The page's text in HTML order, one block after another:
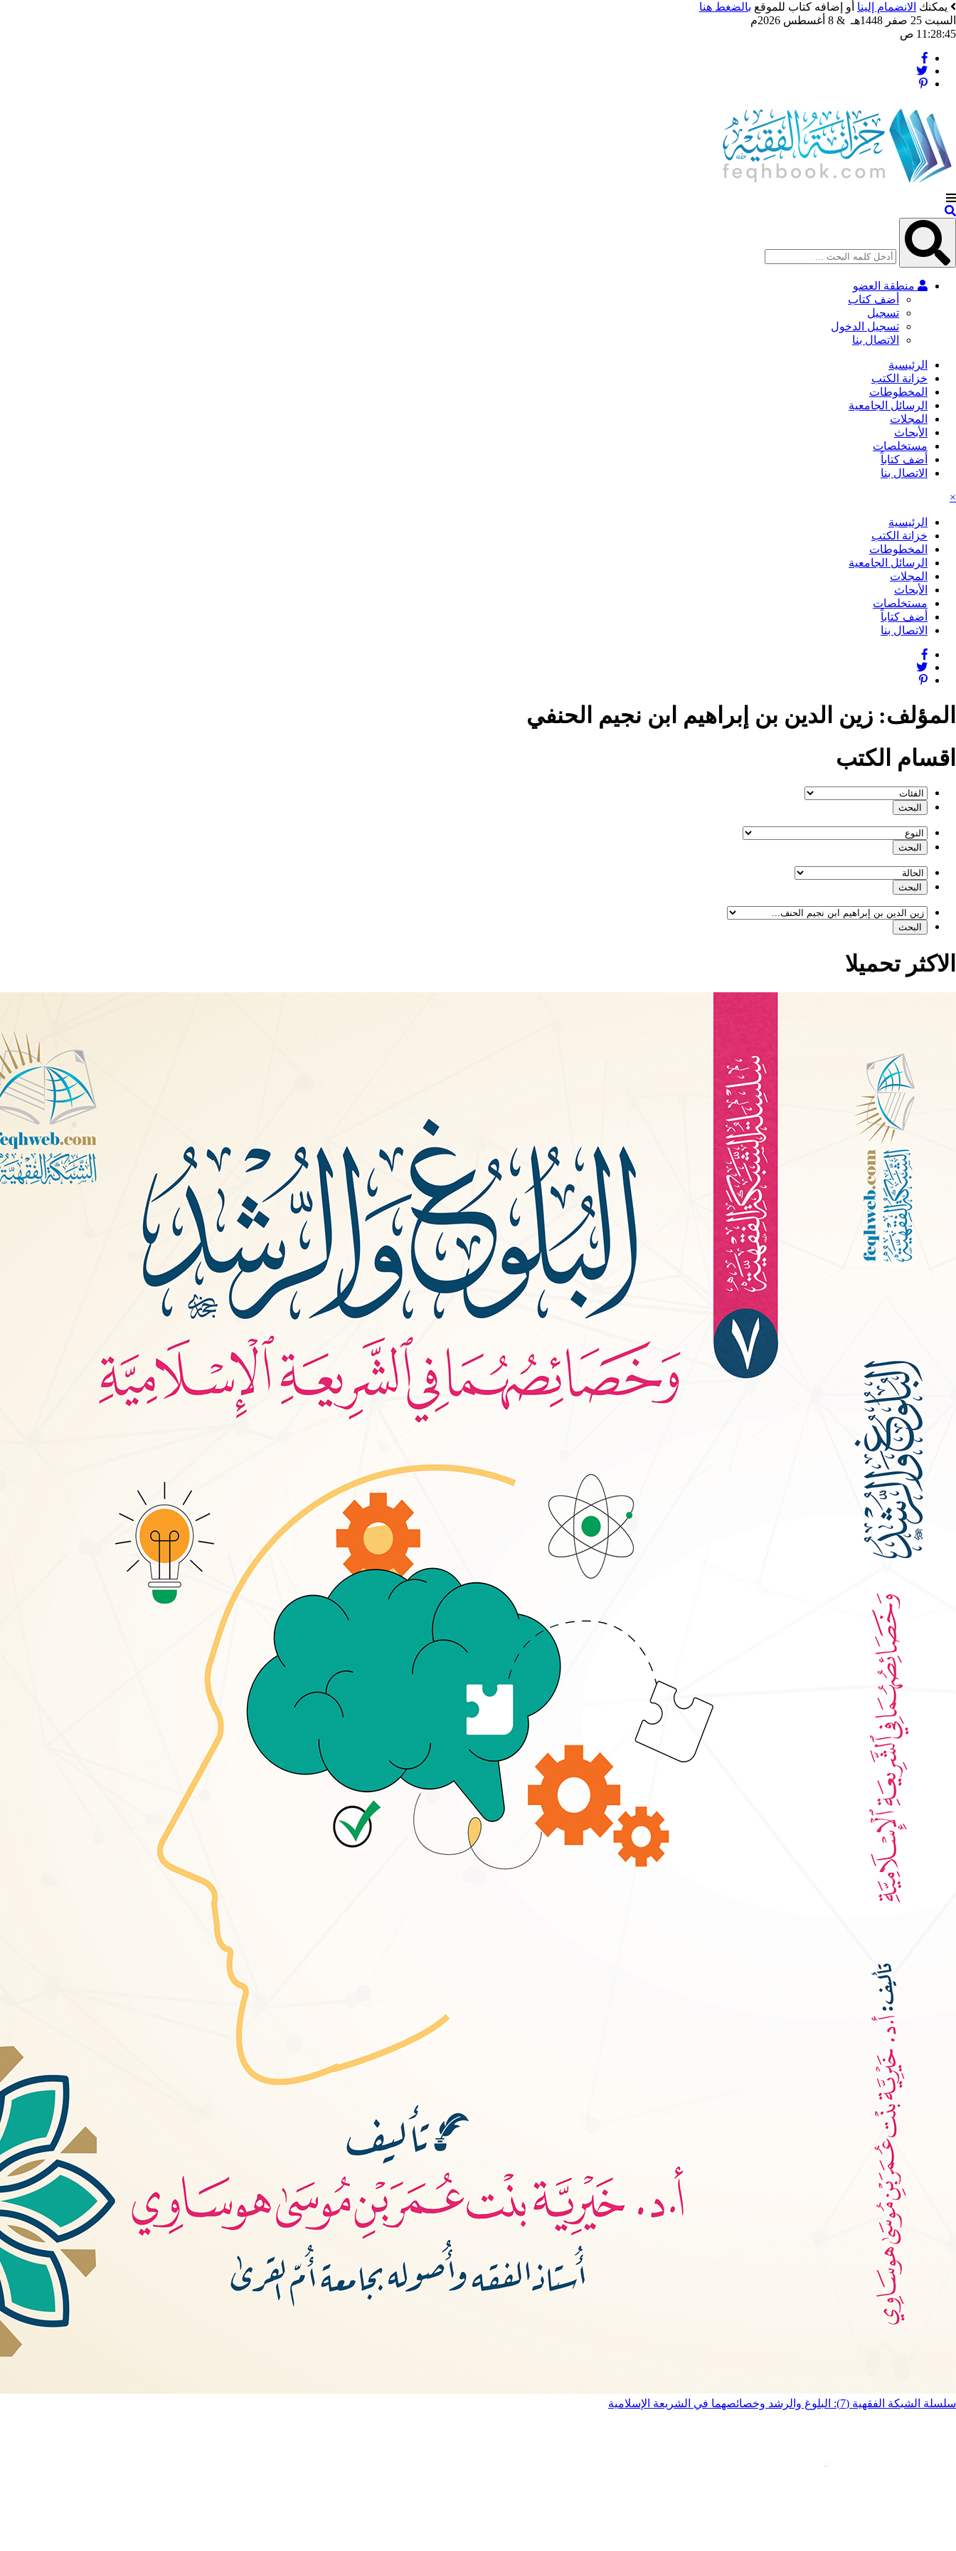
يمكنك الانضمام إلينا أو إضافه كتاب للموقع بالضغط هنا
السبت 25 صفر 1448هـ & 8 أغسطس 2026م
11:28:47 ص
منطقة العضو
أضف كتاب
تسجيل
تسجيل الدخول
الاتصال بنا
الرئيسية
خزانة الكتب
المخطوطات
الرسائل الجامعية
المجلات
الأبحاث
مستخلصات
أضف كتاباً
الاتصال بنا
×
الرئيسية
خزانة الكتب
المخطوطات
الرسائل الجامعية
المجلات
الأبحاث
مستخلصات
أضف كتاباً
الاتصال بنا
المؤلف: زين الدين بن إبراهيم ابن نجيم الحنفي
اقسام الكتب
الاكثر تحميلا
سلسلة الشبكة الفقهية (7): البلوغ والرشد وخصائصهما في الشريعة الإسلامية